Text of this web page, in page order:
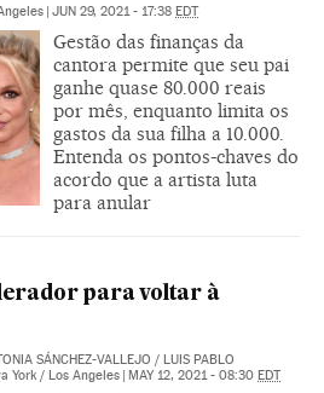
| JUN 29, 2021 - 17:38 EDT
Gestão das finanças da
cantora permite que seu pai
ganhe quase 80.000 reais
por mês, enquanto limita os
gastos da sua filha a 10.000.
Entenda os pontos-chaves do
acordo que a artista luta
para anular
para voltar à
SÁNCHEZ-VALLEJO / LUIS PABLO
York / Los Angeles | MAY 12, 2021 - 08:30 EDT